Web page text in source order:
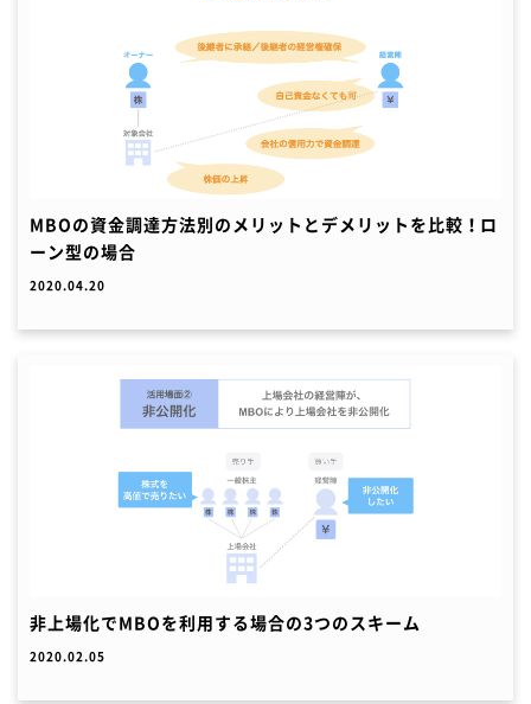
MBOの資金調達方法別のメリットとデメリットを比較！ロ
ーン型の場合
2020.04.20
非上場化でMBOを利用する場合の3つのスキーム
2020.02.05